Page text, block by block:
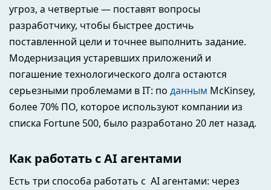
угроз, а четвертые — поставят вопросы
разработчику, чтобы быстрее достичь
поставленной цели и точнее выполнить задание.
Модернизация устаревших приложений и
погашение технологического долга остаются
серьезными проблемами в IT: по данным McKinsey,
более 70% ПО, которое используют компании из
списка Fortune 500, было разработано 20 лет назад.
Как работать с AI агентами
Есть три способа работать с AI агентами: через